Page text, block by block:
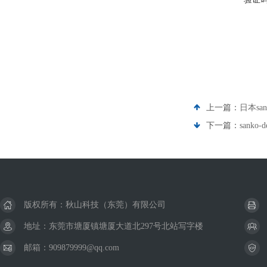
上一篇： 日本
下一篇： sanko-
版权所有：秋山科技（东莞）有限公司
地址：东莞市塘厦镇塘厦大道北297号北站写字楼
邮箱：909879999@qq.com